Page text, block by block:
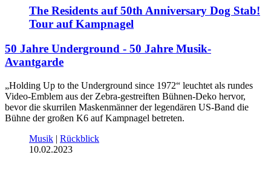
The Residents auf 50th Anniversary Dog Stab!
Tour auf Kampnagel
50 Jahre Underground - 50 Jahre Musik-
Avantgarde
„Holding Up to the Underground since 1972“ leuchtet als rundes
Video-Emblem aus der Zebra-gestreiften Bühnen-Deko hervor,
bevor die skurrilen Maskenmänner der legendären US-Band die
Bühne der großen K6 auf Kampnagel betreten.
Musik | Rückblick
10.02.2023